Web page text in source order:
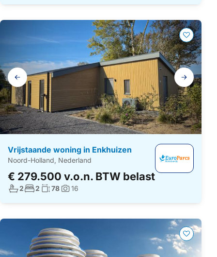
Galerij
navigatie
Vrijstaande woning in Enkhuizen
Noord-Holland, Nederland
€ 279.500 v.o.n. BTW belast
Aantal badkamers:
2Aantal slaapkamers:
2 Woonoppervlakte:
78Foto's:
16